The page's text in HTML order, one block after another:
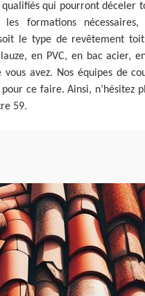
qui pourront déceler
formations
le type de revêtement
en PVC, en bac acier,
avez. Nos équipes de
ce faire. Ainsi, n’hésitez
59.